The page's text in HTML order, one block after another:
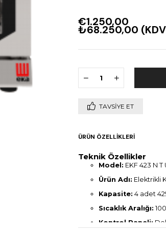
€1.250,00
₺68.250,00
TAVSIYE ET
ÜRÜN ÖZELLIKLERI
Teknik Özellikler
Model: EKF 423 N T
Ürün Adı: Elektrikli
Kapasite: 4 adet
Sıcaklık Aralığı:
Kontrol Paneli: